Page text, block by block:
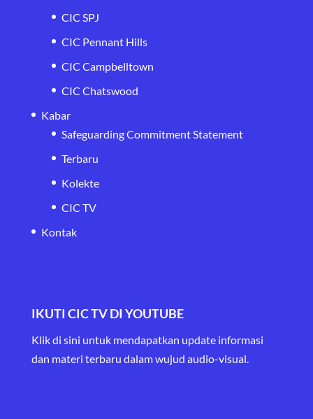
CIC SPJ
CIC Pennant Hills
CIC Campbelltown
CIC Chatswood
Kabar
Safeguarding Commitment Statement
Terbaru
Kolekte
CIC TV
Kontak
IKUTI CIC TV DI YOUTUBE
Klik di sini untuk mendapatkan update informasi
dan materi terbaru dalam wujud audio-visual.